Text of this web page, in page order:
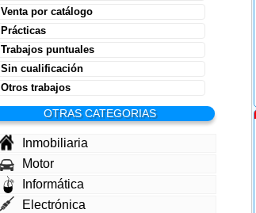
Venta por catálogo
Prácticas
Trabajos puntuales
Sin cualificación
Otros trabajos
OTRAS CATEGORIAS
Inmobiliaria
Motor
Informática
Electrónica